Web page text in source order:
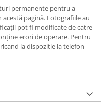
permanente pentru a
pagină. Fotografiile au
pot fi modificate de catre
erori de operare. Pentru
la dispozitie la telefon